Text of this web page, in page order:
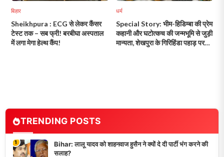
बिहार
Sheikhpura : ECG से लेकर कैंसर
टेस्ट तक – सब फ्री! बरबीघा अस्पताल
में लगा मेगा हेल्थ कैंप!
धर्म
Special Story: भीम-हिडिम्बा की प्रेम
कहानी और घटोत्कच की जन्मभूमि से जुड़ी
मान्यता, शेखपुरा के गिरिहिंडा पहाड़ पर
TRENDING POSTS
1
Bihar: लालू यादव को शाहनवाज हुसैन ने क्यों दे दी पार्टी भंग करने की
सलाह?